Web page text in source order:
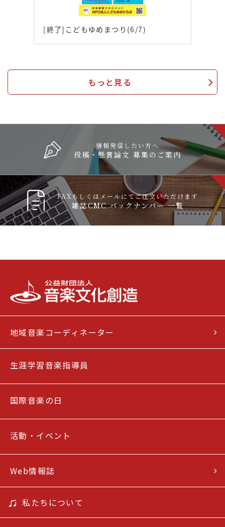
[終了]こどもゆめまつり(6/7)
もっと見る
情報発信したい方へ
投稿・懸賞論文 募集のご案内
FAXもしくはメールにてご注文いただけます
雑誌CMC バックナンバー 一覧
地域音楽コーディネーター
生涯学習音楽指導員
国際音楽の日
活動・イベント
Web情報誌
私たちについて